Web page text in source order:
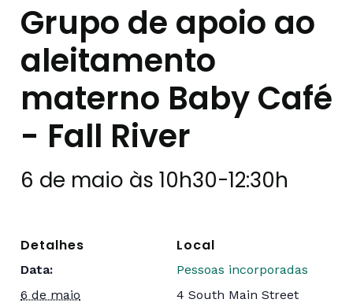
Grupo de apoio ao
aleitamento
materno Baby Café
- Fall River
6 de maio às 10h30-12:30h
Detalhes
Data:
6 de maio
Local
Pessoas incorporadas
4 South Main Street